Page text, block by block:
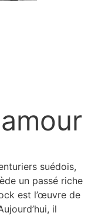
suédois,
un passé riche
est l’œuvre de
il